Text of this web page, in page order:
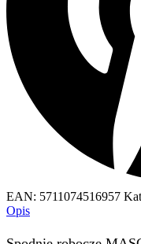
EAN: 5711074516957
Opis